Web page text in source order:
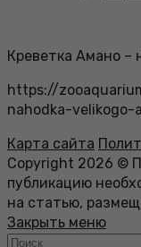
Креветка Амано –
https://
nahodka-velikogo-
Карта сайта
Copyright 2026 ©
публикацию
на статью,
Закрыть меню